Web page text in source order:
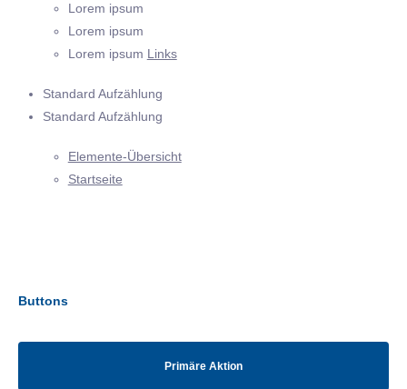
Lorem ipsum
Lorem ipsum
Lorem ipsum Links
Standard Aufzählung
Standard Aufzählung
Elemente-Übersicht
Startseite
Buttons
Primäre Aktion